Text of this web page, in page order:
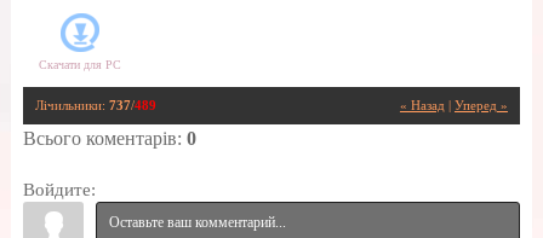
Скачати для PC
« Назад Уперед »
Лічильники: 737/489
Всього коментарів: 0
Войдите: